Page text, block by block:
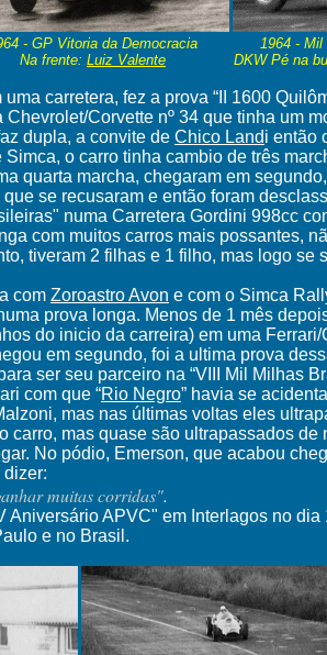
- GP Vitoria da Democracia
Na frente: Luiz Valente
1964 - Mil
DKW Pé na
carretera, fez a prova “II 1600
Chevrolet/Corvette nº 34 que tinha um
dupla, a convite de Chico Landi então
o carro tinha cambio de três
quarta marcha, chegaram em
se recusaram e então foram
numa Carretera Gordini 998cc
com muitos carros mais possantes,
tiveram 2 filhas e 1 filho, mas logo se
com Zoroastro Avon e com o Simca
prova longa. Menos de 1 mês
do inicio da carreira) em uma
em segundo, foi a ultima prova
ser seu parceiro na “VIII Mil Milhas
com que “Rio Negro” havia se
mas nas últimas voltas eles
carro, mas quase são ultrapassados
No pódio, Emerson, que acabou
dizer:
muitas corridas".
Aniversário APVC" em Interlagos no dia
e no Brasil.